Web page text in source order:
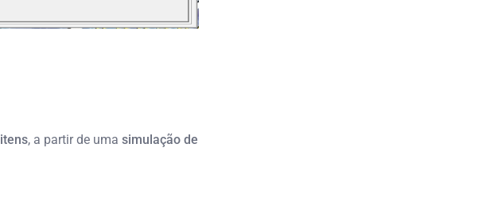
itens, a partir de uma simulação de